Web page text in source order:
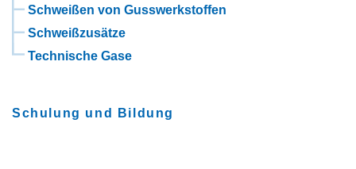
Schweißen von Gusswerkstoffen
Schweißzusätze
Technische Gase
Schulung und Bildung